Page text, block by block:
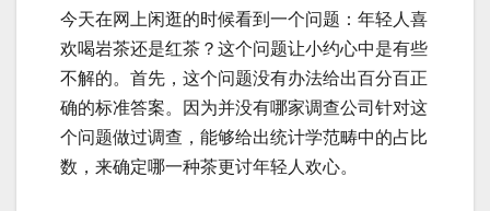
今天在网上闲逛的时候看到一个问题：年轻人喜
欢喝岩茶还是红茶？这个问题让小约心中是有些
不解的。首先，这个问题没有办法给出百分百正
确的标准答案。因为并没有哪家调查公司针对这
个问题做过调查，能够给出统计学范畴中的占比
数，来确定哪一种茶更讨年轻人欢心。